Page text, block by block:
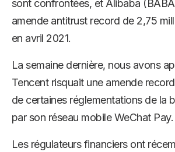
sont confrontées, et Alibaba
amende antitrust record de 2,75
en avril 2021.
La semaine dernière, nous avons
Tencent risquait une amende
de certaines réglementations de la
par son réseau mobile WeChat Pay.
Les régulateurs financiers ont